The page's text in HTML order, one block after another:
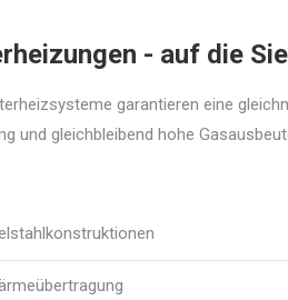
- auf die
garantieren eine
und gleichbleibend hohe